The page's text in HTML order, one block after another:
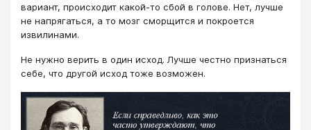
вариант, происходит какой-то сбой в голове. Нет, лучше
не напрягаться, а то мозг сморщится и покроется
извилинами.
Не нужно верить в один исход. Лучше честно признаться
себе, что другой исход тоже возможен.